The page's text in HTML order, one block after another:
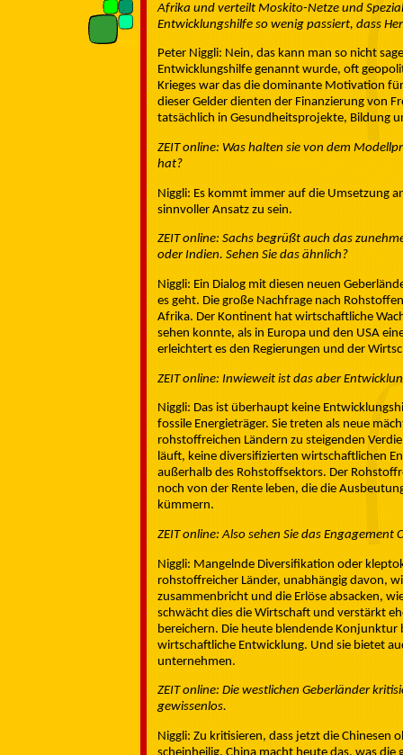
Afrika und verteilt Moskito-Netze und
Entwicklungshilfe so wenig passiert, dass
Peter Niggli: Nein, das kann man so nicht
Entwicklungshilfe genannt wurde, oft
Krieges war das die dominante Motivation
dieser Gelder dienten der Finanzierung von
tatsächlich in Gesundheitsprojekte, Bildung
ZEIT online: Was halten sie von dem
hat?
Niggli: Es kommt immer auf die Umsetzung
sinnvoller Ansatz zu sein.
ZEIT online: Sachs begrüßt auch das
oder Indien. Sehen Sie das ähnlich?
Niggli: Ein Dialog mit diesen neuen
es geht. Die große Nachfrage nach
Afrika. Der Kontinent hat wirtschaftliche
sehen konnte, als in Europa und den USA
erleichtert es den Regierungen und der
ZEIT online: Inwieweit ist das aber
Niggli: Das ist überhaupt keine
fossile Energieträger. Sie treten als neue
rohstoffreichen Ländern zu steigenden
läuft, keine diversifizierten wirtschaftlichen
außerhalb des Rohstoffsektors. Der
noch von der Rente leben, die die
kümmern.
ZEIT online: Also sehen Sie das Engagement
Niggli: Mangelnde Diversifikation oder
rohstoffreicher Länder, unabhängig davon,
zusammenbricht und die Erlöse absacken,
schwächt dies die Wirtschaft und verstärkt
bereichern. Die heute blendende
wirtschaftliche Entwicklung. Und sie bietet
unternehmen.
ZEIT online: Die westlichen Geberländer
gewissenlos.
Niggli: Zu kritisieren, dass jetzt die Chinesen